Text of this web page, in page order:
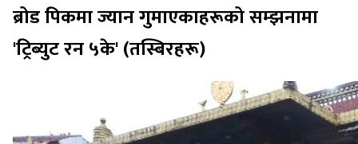
ब्रोड पिकमा ज्यान गुमाएकाहरूको सम्झनामा
'ट्रिब्युट रन ५के' (तस्बिरहरू)